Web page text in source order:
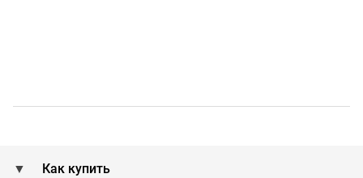
Как купить